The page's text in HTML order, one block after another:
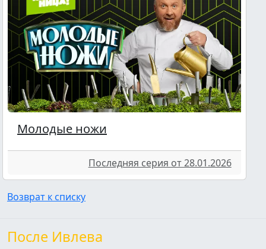
Молодые ножи
Последняя серия от 28.01.2026
Возврат к списку
После Ивлева